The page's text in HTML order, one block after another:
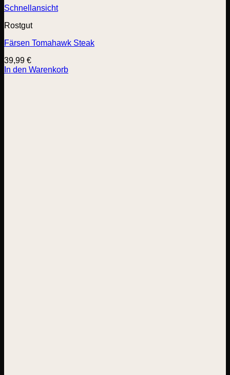
Schnellansicht
Rostgut
Färsen Tomahawk Steak
39,99 €
In den Warenkorb